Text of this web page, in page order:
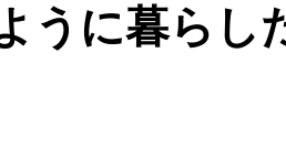
うに暮らし